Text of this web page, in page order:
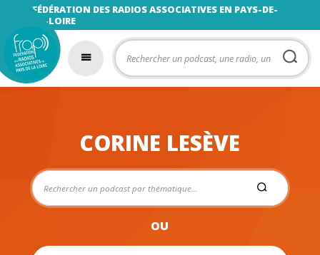
FÉDÉRATION DES RADIOS ASSOCIATIVES EN PAYS-DE-
LA-LOIRE
CORINE LESÈVE
OU